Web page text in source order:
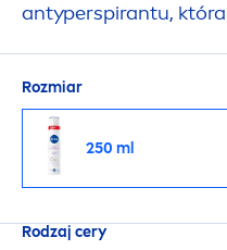
antyperspirantu,
Rozmiar
250 ml
Rodzaj cery